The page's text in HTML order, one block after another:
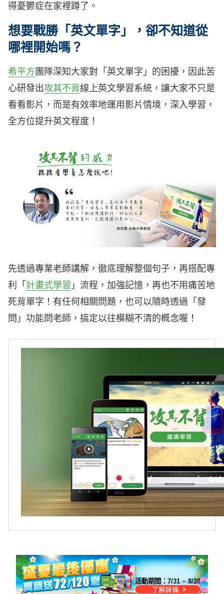
得憂鬱症在家裡蹲了。
想要戰勝「英文單字」，卻不知道從
哪裡開始嗎？
希平方 團隊深知大家對「英文單字」的困擾，因此苦
心研發出攻其不背線上英文學習系統，讓大家不只是
看看影片，而是有效率地運用影片情境，深入學習，
全方位提升英文程度！
先透過專業老師講解，徹底理解整個句子，再搭配專
利「 計畫式學習 」流程，加強記憶，再也不用痛苦地
死背單字！有任何相關問題，也可以隨時透過「發
問」功能問老師，搞定以往模糊不清的概念喔！
活動期間：7/31 ~ 8/28